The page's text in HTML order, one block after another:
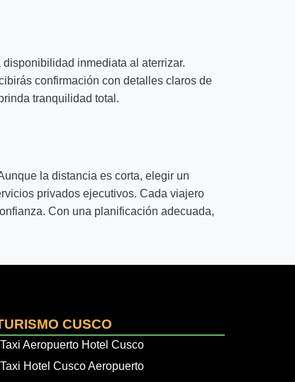
inmediata al aterrizar.
confirmación con detalles claros de
tranquilidad total.
la distancia es corta, elegir un
privados ejecutivos. Cada viajero
Con una planificación adecuada,
CUSCO
Taxi Aeropuerto Hotel Cusco
Taxi Hotel Cusco Aeropuerto